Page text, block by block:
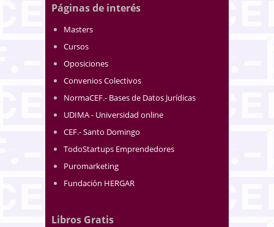
Páginas de interés
Masters
Cursos
Oposiciones
Convenios Colectivos
NormaCEF.- Bases de Datos Jurídicas
UDIMA - Universidad online
CEF.- Santo Domingo
TodoStartups Emprendedores
Puromarketing
Fundación HERGAR
Libros Gratis